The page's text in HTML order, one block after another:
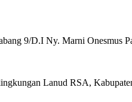
9/D.I Ny. Marni Onesmus
Lanud RSA,